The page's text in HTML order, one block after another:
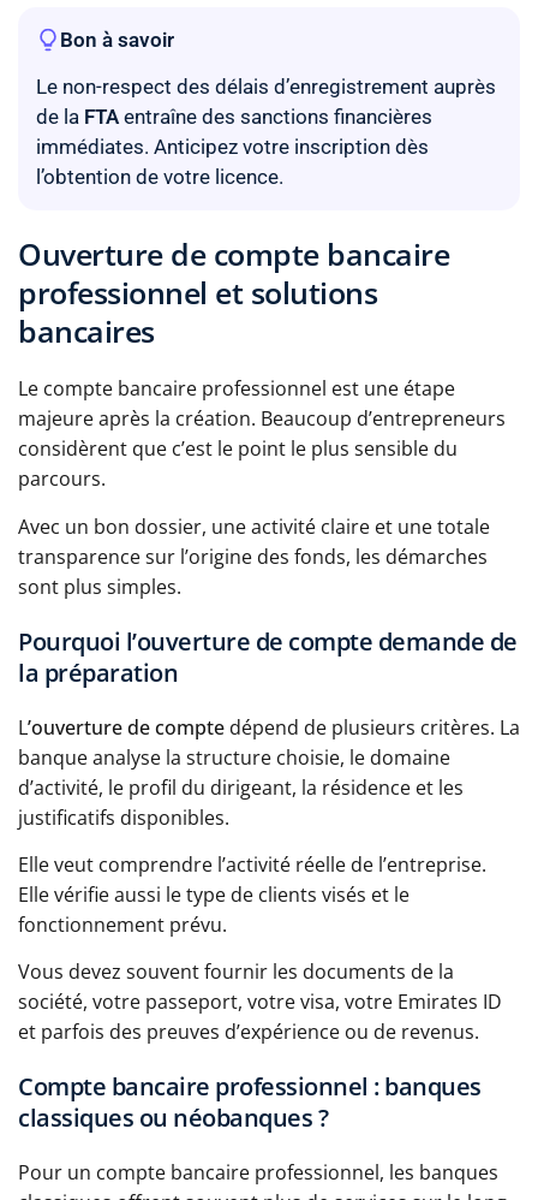
Bon à savoir
Le non-respect des délais d’enregistrement auprès
de la FTA entraîne des sanctions financières
immédiates. Anticipez votre inscription dès
l’obtention de votre licence.
Ouverture de compte bancaire
professionnel et solutions
bancaires
Le compte bancaire professionnel est une étape
majeure après la création. Beaucoup d’entrepreneurs
considèrent que c’est le point le plus sensible du
parcours.
Avec un bon dossier, une activité claire et une totale
transparence sur l’origine des fonds, les démarches
sont plus simples.
Pourquoi l’ouverture de compte demande de
la préparation
L’ouverture de compte dépend de plusieurs critères. La
banque analyse la structure choisie, le domaine
d’activité, le profil du dirigeant, la résidence et les
justificatifs disponibles.
Elle veut comprendre l’activité réelle de l’entreprise.
Elle vérifie aussi le type de clients visés et le
fonctionnement prévu.
Vous devez souvent fournir les documents de la
société, votre passeport, votre visa, votre Emirates ID
et parfois des preuves d’expérience ou de revenus.
Compte bancaire professionnel : banques
classiques ou néobanques ?
Pour un compte bancaire professionnel, les banques